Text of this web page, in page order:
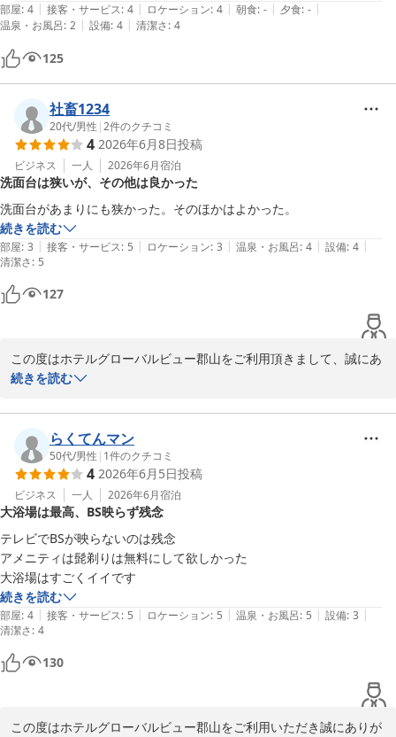
ホテルグローバルビュー郡山
部屋: 4 | 接客・サービス: 4 | ロケーション: 4 | 朝食: - | 夕食: - |
温泉・お風呂: 2 | 設備: 4 | 清潔さ: 4
125
社畜1234
20代/男性 |2件のクチコミ
4 2026年6月8日投稿
ビジネス 一人 2026年6月宿泊
洗面台は狭いが、その他は良かった
洗面台があまりにも狭かった。そのほかはよかった。
続きを読む
部屋: 3 | 接客・サービス: 5 | ロケーション: 3 | 温泉・お風呂: 4 | 設備: 4 |
清潔さ: 5
127
この度はホテルグローバルビュー郡山をご利用頂きまして、誠にあ
りがとうございます。
ざいます。
当館はコンパクトな設計となっておりますが、ご利用の際にご不便
をお掛けしたことを拝見いたしました。
そのような中でも「そのほかはよかった」とのお言葉を頂戴し、大
変嬉しく存じます。
頂いた貴重なご意見は今後の参考とさせて頂きます。
今後も快適にお過ごし頂けるホテルづくりに努めて参ります。
お忙しい中、ご投稿をお寄せ頂きありがとうございます。
またのお越しを一同心よりお待ち申し上げております。
フロント　小久保
ホテルグローバルビュー郡山
続きを読む
らくてんマン
50代/男性 | 1件のクチコミ
4 2026年6月5日投稿
ビジネス 一人 2026年6月宿泊
大浴場は最高、BS映らず残念
テレビでBSが映らないのは残念
アメニティは髭剃りは無料にして欲しかった
続きを読む
部屋: 4 | 接客・サービス: 5 | ロケーション: 5 | 温泉・お風呂: 5 | 設備: 3 |
清潔さ: 4
130
この度はホテルグローバルビュー郡山をご利用いただき誠にありが